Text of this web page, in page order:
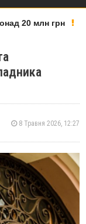
20 млн грн
8 Травня 2026, 12:27